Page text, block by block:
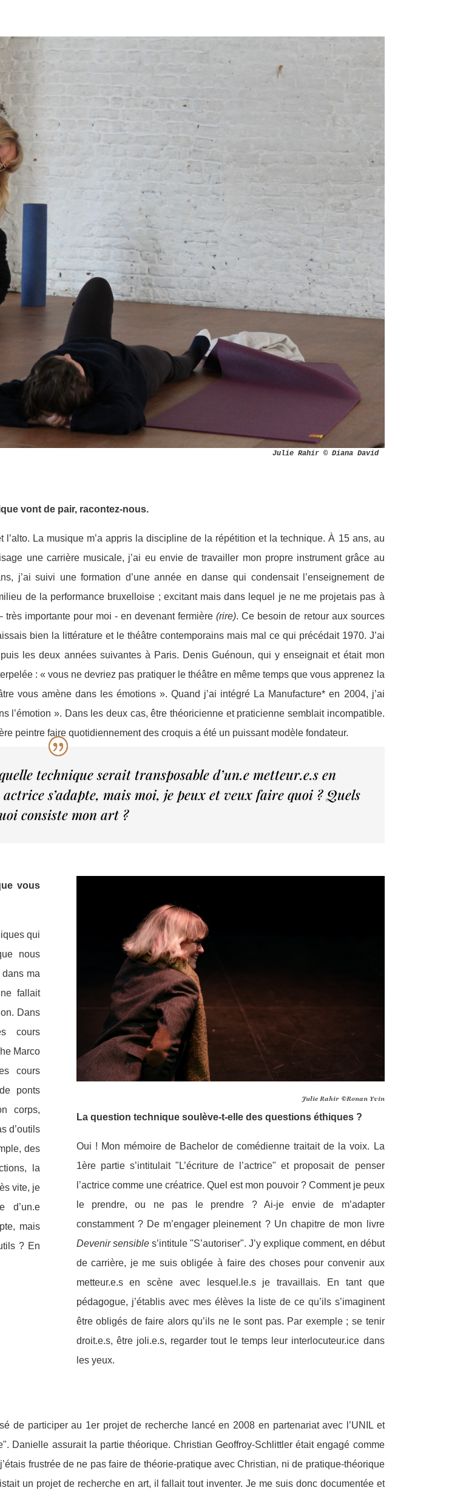
Julie Rahir © Diana David
vont de pair, racontez-nous.
La musique m’a appris la discipline de la répétition et la technique. À 15 ans, au
une carrière musicale, j’ai eu envie de travailler mon propre instrument grâce au
j’ai suivi une formation d’une année en danse qui condensait l’enseignement de
de la performance bruxelloise ; excitant mais dans lequel je ne me projetais pas à
très importante pour moi - en devenant fermière(rire). Ce besoin de retour aux sources
bien la littérature et le théâtre contemporains mais mal ce qui précédait 1970. J’ai
les deux années suivantes à Paris. Denis Guénoun, qui y enseignait et était mon
: « vous ne devriez pas pratiquer le théâtre en même temps que vous apprenez la
vous amène dans les émotions ». Quand j’ai intégré La Manufacture* en 2004, j’ai
l’émotion ». Dans les deux cas, être théoricienne et praticienne semblait incompatible.
peintre faire quotidiennement des croquis a été un puissant modèle fondateur.
technique serait transposable d’un.e metteur.e.s en
s’adapte, mais moi, je peux et veux faire quoi ? Quels
consiste mon art ?
vous
qui
nous
ma
fallait
Dans
cours
Marco
cours
ponts
corps,
d’outils
des
la
vite, je
d’un.e
mais
? En
Julie Rahir ©Ronan Yvin
La question technique soulève-t-elle des questions éthiques ?
Oui ! Mon mémoire de Bachelor de comédienne traitait de la voix. La
1ère partie s’intitulait "L’écriture de l’actrice" et proposait de penser
l’actrice comme une créatrice. Quel est mon pouvoir ? Comment je peux
le prendre, ou ne pas le prendre ? Ai-je envie de m’adapter
constamment ? De m’engager pleinement ? Un chapitre de mon livre
Devenir sensibles’intitule "S’autoriser". J’y explique comment, en début
de carrière, je me suis obligée à faire des choses pour convenir aux
metteur.e.s en scène avec lesquel.le.s je travaillais. En tant que
pédagogue, j’établis avec mes élèves la liste de ce qu’ils s’imaginent
être obligés de faire alors qu’ils ne le sont pas. Par exemple ; se tenir
droit.e.s, être joli.e.s, regarder tout le temps leur interlocuteur.ice dans
les yeux.
de participer au 1er projet de recherche lancé en 2008 en partenariat avec l’UNIL et
Danielle assurait la partie théorique. Christian Geoffroy-Schlittler était engagé comme
frustrée de ne pas faire de théorie-pratique avec Christian, ni de pratique-théorique
un projet de recherche en art, il fallait tout inventer. Je me suis donc documentée et